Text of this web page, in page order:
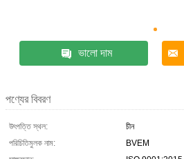
ভালো দাম
পণ্যের বিবরণ
উৎপত্তি স্থল:
চীন
পরিচিতিমুলক নাম:
BVEM